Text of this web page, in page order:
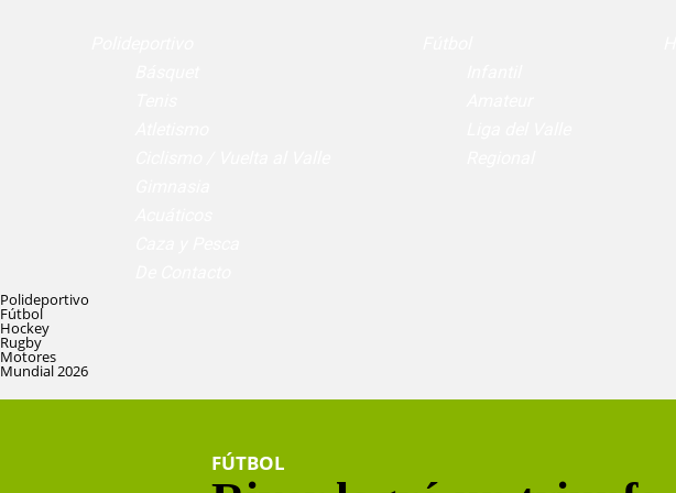
Polideportivo
Fútbol
Hockey
Rugby
Motores
Mundial 2026
FÚTBOL